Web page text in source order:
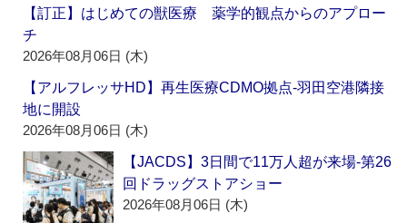
【訂正】はじめての獣医療 薬学的観点からのアプロー
チ
2026年08月06日 (木)
【アルフレッサHD】再生医療CDMO拠点‐羽田空港隣接
地に開設
2026年08月06日 (木)
【JACDS】3日間で11万人超が来場‐第26
回ドラッグストアショー
2026年08月06日 (木)